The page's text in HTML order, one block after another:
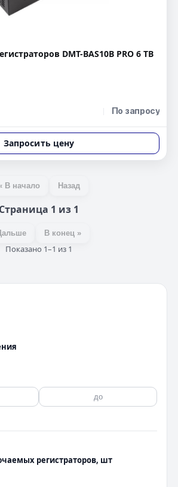
регистраторов, шт
DMT-BAS10B PRO 6 TB
По запросу
Запросить цену
В начало Назад
Страница 1 из 1
В конец »
Показано 1–1 из 1